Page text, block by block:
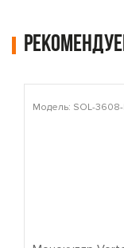
Модель: SOL-3608-